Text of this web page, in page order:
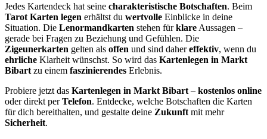
Jedes Kartendeck hat seine charakteristische Botschaften. Beim
Tarot Karten legen erhältst du wertvolle Einblicke in deine
Situation. Die Lenormandkarten stehen fürklare Aussagen –
gerade bei Fragen zu Beziehung und Gefühlen. Die
Zigeunerkarten gelten als offen und sind dahereffektiv, wenn du
ehrliche Klarheit wünschst. So wird das Kartenlegen in Markt
Bibart zu einem faszinierendes Erlebnis.
Probiere jetzt das Kartenlegen in Markt Bibart – kostenlos online
oder direkt perTelefon. Entdecke, welche Botschaften die Karten
für dich bereithalten, und gestalte deine Zukunft mit mehr
Sicherheit.